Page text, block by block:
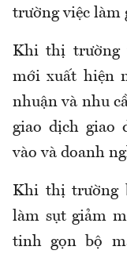
trường việc làm
Khi thị trường
mới xuất hiện
nhuận và nhu
giao dịch giao
vào và doanh
Khi thị trường
làm sụt giảm
tinh gọn bộ